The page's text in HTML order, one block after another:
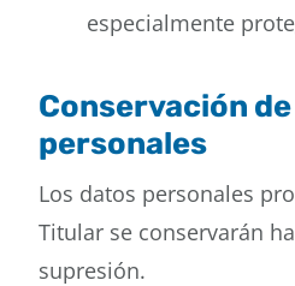
especialmente
Conservación
personales
Los datos personales
Titular se conservarán
supresión.